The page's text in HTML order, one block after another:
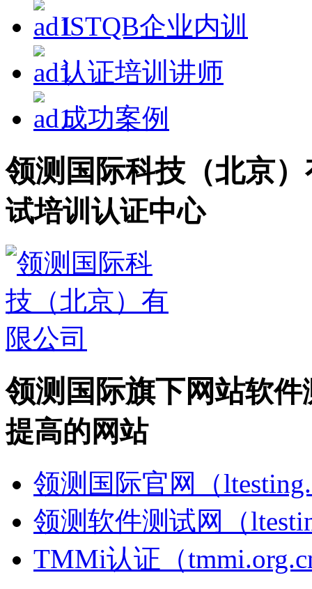
ISTQB企业内训
认证培训讲师
成功案例
领测国际科技（北京
试培训认证中心
领测国际旗下网站软件
提高的网站
领测国际官网（
领测软件测试网（
TMMi认证（